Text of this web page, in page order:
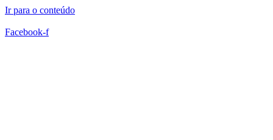
Ir para o conteúdo
Facebook-f